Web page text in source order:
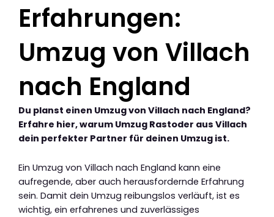
Erfahrungen:
Umzug von Villach
nach England
Du planst einen Umzug von Villach nach England?
Erfahre hier, warum Umzug Rastoder aus Villach
dein perfekter Partner für deinen Umzug ist.
Ein Umzug von Villach nach England kann eine
aufregende, aber auch herausfordernde Erfahrung
sein. Damit dein Umzug reibungslos verläuft, ist es
wichtig, ein erfahrenes und zuverlässiges